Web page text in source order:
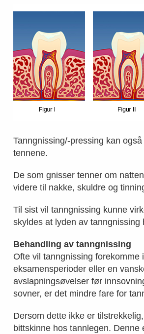
Tanngnissing/-pressing kan
tennene.
De som gnisser tenner om
videre til nakke, skuldre og
Til sist vil tanngnissing kunne
skyldes at lyden av
Behandling av tanngnissing
Ofte vil tanngnissing
eksamensperioder eller en
avslapningsøvelser før
sovner, er det mindre fare for
Dersom dette ikke er
bittskinne hos tannlegen. Denne